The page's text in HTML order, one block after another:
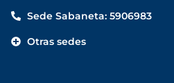
Sede Sabaneta: 5906983
Otras sedes